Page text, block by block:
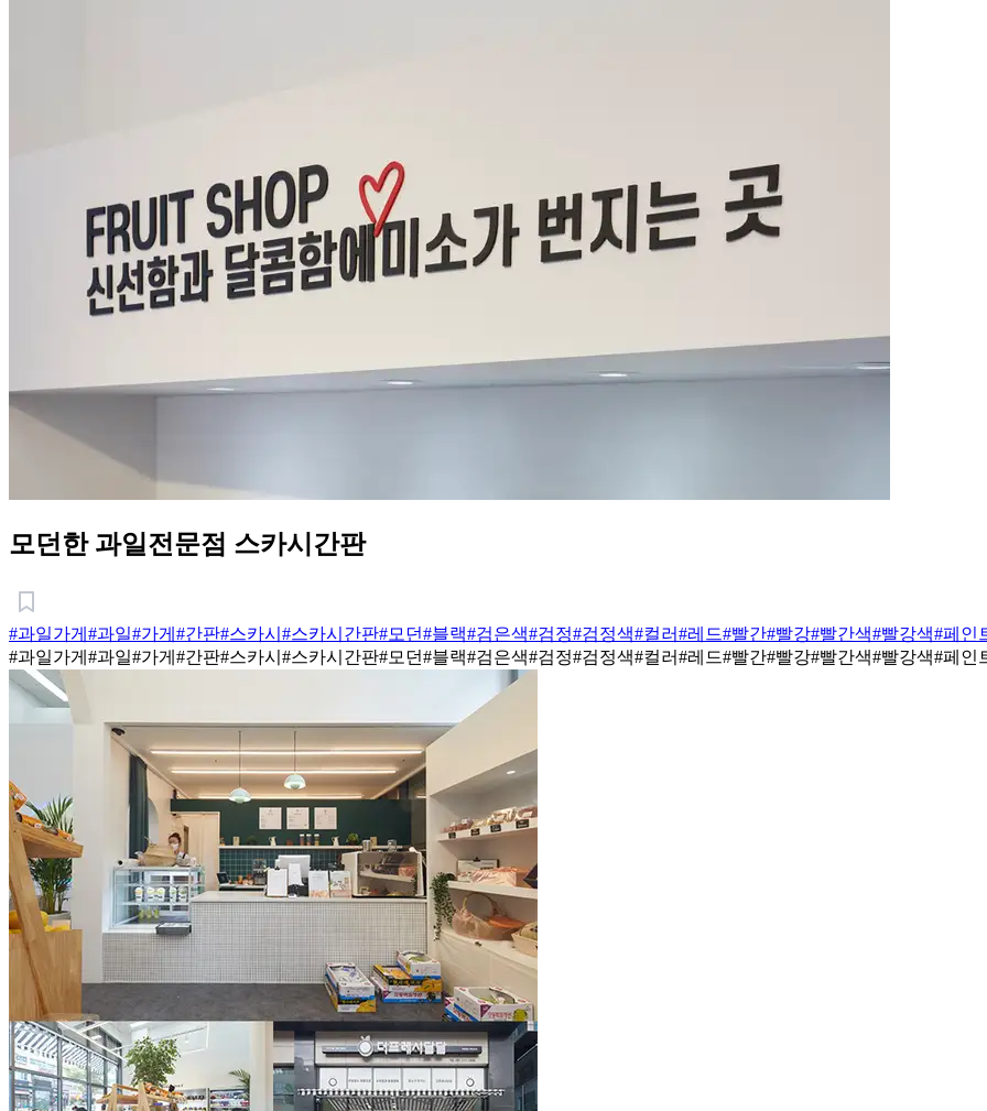
모던한 과일전문점 스카시간판
#과일가게 #과일#가게 #간판#스카시 #스카시간판#모던#블랙#검은색#검정#검정색#컬러#레드#빨간#빨강#빨간색#빨강색#페인
#과일가게 #과일#가게 #간판#스카시 #스카시간판#모던#블랙#검은색#검정#검정색#컬러#레드#빨간#빨강#빨간색#빨강색#페인